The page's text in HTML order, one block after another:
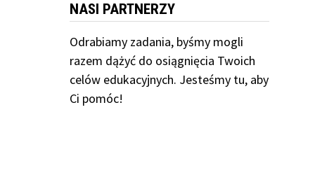
NASI PARTNERZY
Odrabiamyzadania, byśmy mogli
razem dążyć do osiągnięcia Twoich
celów edukacyjnych. Jesteśmy tu, aby
Ci pomóc!